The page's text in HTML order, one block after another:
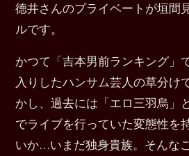
徳井さんのプライベートが垣間
ルです。
かつて「吉本男前ランキング」
入りしたハンサム芸人の草分け
かし、過去には「エロ三羽烏」
でライブを行っていた変態性を
いか…いまだ独身貴族。そんな